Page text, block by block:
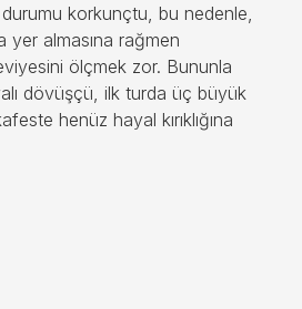
korkunçtu, bu nedenle,
yer almasına rağmen
ölçmek zor. Bununla
dövüşçü, ilk turda üç büyük
henüz hayal kırıklığına